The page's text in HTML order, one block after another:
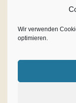
Wir verwenden
optimieren.
Writer